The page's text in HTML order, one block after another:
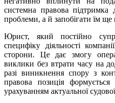
системна правова
проблеми, а й запобігати їм ще
Юрист, який постійно
специфіку діяльності
сторони. Це дає змогу
виклики без втрати часу на
разі виникнення спору з
правова позиція
урахуванням актуальної